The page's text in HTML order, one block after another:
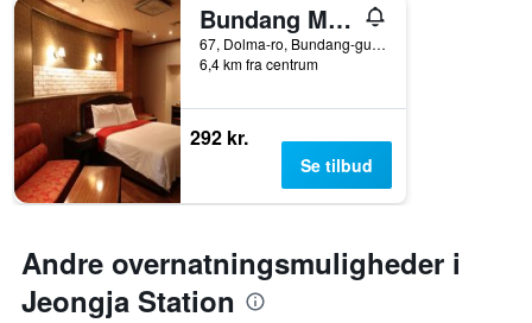
Bundang Migeum Js King
67, Dolma-ro, Bundang-gu, Seongnam, Sydkorea
6,4 km fra centrum
292 kr.
Se tilbud
Andre overnatningsmuligheder i
Jeongja Station